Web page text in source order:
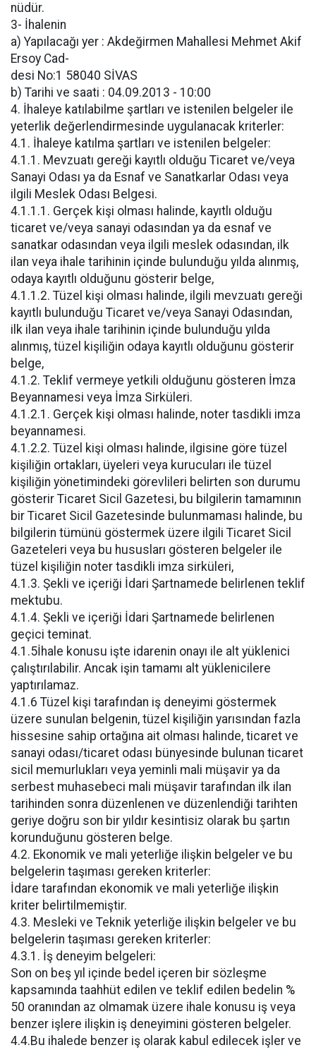
nüdür.
3- İhalenin
a) Yapılacağı yer : Akdeğirmen Mahallesi Mehmet Akif
Ersoy Cad-
desi No:1 58040 SİVAS
b) Tarihi ve saati : 04.09.2013 - 10:00
4. İhaleye katılabilme şartları ve istenilen belgeler ile
yeterlik değerlendirmesinde uygulanacak kriterler:
4.1. İhaleye katılma şartları ve istenilen belgeler:
4.1.1. Mevzuatı gereği kayıtlı olduğu Ticaret ve/veya
Sanayi Odası ya da Esnaf ve Sanatkarlar Odası veya
ilgili Meslek Odası Belgesi.
4.1.1.1. Gerçek kişi olması halinde, kayıtlı olduğu
ticaret ve/veya sanayi odasından ya da esnaf ve
sanatkar odasından veya ilgili meslek odasından, ilk
ilan veya ihale tarihinin içinde bulunduğu yılda alınmış,
odaya kayıtlı olduğunu gösterir belge,
4.1.1.2. Tüzel kişi olması halinde, ilgili mevzuatı gereği
kayıtlı bulunduğu Ticaret ve/veya Sanayi Odasından,
ilk ilan veya ihale tarihinin içinde bulunduğu yılda
alınmış, tüzel kişiliğin odaya kayıtlı olduğunu gösterir
belge,
4.1.2. Teklif vermeye yetkili olduğunu gösteren İmza
Beyannamesi veya İmza Sirküleri.
4.1.2.1. Gerçek kişi olması halinde, noter tasdikli imza
beyannamesi.
4.1.2.2. Tüzel kişi olması halinde, ilgisine göre tüzel
kişiliğin ortakları, üyeleri veya kurucuları ile tüzel
kişiliğin yönetimindeki görevlileri belirten son durumu
gösterir Ticaret Sicil Gazetesi, bu bilgilerin tamamının
bir Ticaret Sicil Gazetesinde bulunmaması halinde, bu
bilgilerin tümünü göstermek üzere ilgili Ticaret Sicil
Gazeteleri veya bu hususları gösteren belgeler ile
tüzel kişiliğin noter tasdikli imza sirküleri,
4.1.3. Şekli ve içeriği İdari Şartnamede belirlenen teklif
mektubu.
4.1.4. Şekli ve içeriği İdari Şartnamede belirlenen
geçici teminat.
4.1.5İhale konusu işte idarenin onayı ile alt yüklenici
çalıştırılabilir. Ancak işin tamamı alt yüklenicilere
yaptırılamaz.
4.1.6 Tüzel kişi tarafından iş deneyimi göstermek
üzere sunulan belgenin, tüzel kişiliğin yarısından fazla
hissesine sahip ortağına ait olması halinde, ticaret ve
sanayi odası/ticaret odası bünyesinde bulunan ticaret
sicil memurlukları veya yeminli mali müşavir ya da
serbest muhasebeci mali müşavir tarafından ilk ilan
tarihinden sonra düzenlenen ve düzenlendiği tarihten
geriye doğru son bir yıldır kesintisiz olarak bu şartın
korunduğunu gösteren belge.
4.2. Ekonomik ve mali yeterliğe ilişkin belgeler ve bu
belgelerin taşıması gereken kriterler:
İdare tarafından ekonomik ve mali yeterliğe ilişkin
kriter belirtilmemiştir.
4.3. Mesleki ve Teknik yeterliğe ilişkin belgeler ve bu
belgelerin taşıması gereken kriterler:
4.3.1. İş deneyim belgeleri:
Son on beş yıl içinde bedel içeren bir sözleşme
kapsamında taahhüt edilen ve teklif edilen bedelin %
50 oranından az olmamak üzere ihale konusu iş veya
benzer işlere ilişkin iş deneyimini gösteren belgeler.
4.4.Bu ihalede benzer iş olarak kabul edilecek işler ve